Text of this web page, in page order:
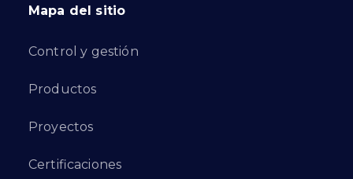
Mapa del sitio
Control y gestión
Productos
Proyectos
Certificaciones